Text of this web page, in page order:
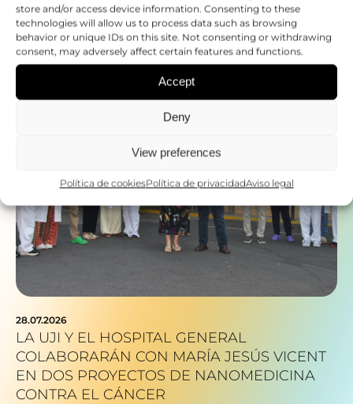
store and/or access device information. Consenting to these
technologies will allow us to process data such as browsing
behavior or unique IDs on this site. Not consenting or withdrawing
consent, may adversely affect certain features and functions.
Accept
Deny
View preferences
Política de cookiesPolítica de privacidadAviso legal
28.07.2026
LA UJI Y EL HOSPITAL GENERAL
COLABORARÁN CON MARÍA JESÚS VICENT
EN DOS PROYECTOS DE NANOMEDICINA
CONTRA EL CÁNCER